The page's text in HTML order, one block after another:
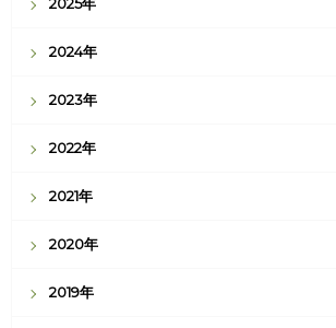
2024年
2023年
2022年
2021年
2020年
2019年